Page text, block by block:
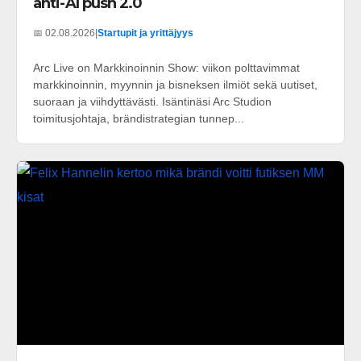
📅 02.08.2026|Startupit ja yrittäjyys
Arc Live on Markkinoinnin Show: viikon polttavimmat
markkinoinnin, myynnin ja bisneksen ilmiöt sekä uutiset,
suoraan ja viihdyttävästi. Isäntinäsi Arc Studion
toimitusjohtaja, brändistrategian tunnep...